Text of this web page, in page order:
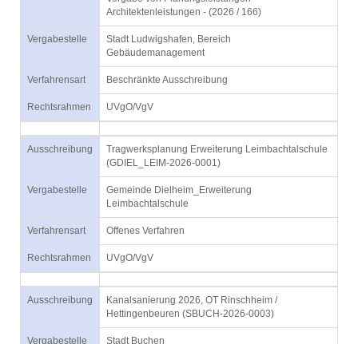
Architektenleistungen - (2026 / 166)
Vergabestelle
Stadt Ludwigshafen, Bereich
Gebäudemanagement
Verfahrensart Beschränkte Ausschreibung
Rechtsrahmen UVgO/VgV
Ausschreibung
Tragwerksplanung Erweiterung Leimbachtalschule
(GDIEL_LEIM-2026-0001)
Vergabestelle
Gemeinde Dielheim_Erweiterung
Leimbachtalschule
Verfahrensart Offenes Verfahren
Rechtsrahmen UVgO/VgV
Ausschreibung
Kanalsanierung 2026, OT Rinschheim /
Hettingenbeuren (SBUCH-2026-0003)
Vergabestelle Stadt Buchen_